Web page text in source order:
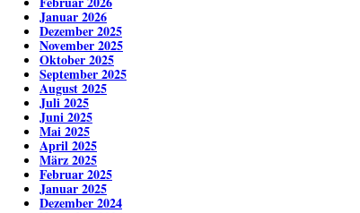
Januar 2026
Dezember 2025
November 2025
Oktober 2025
September 2025
August 2025
Juli 2025
Juni 2025
Mai 2025
April 2025
März 2025
Februar 2025
Januar 2025
Dezember 2024